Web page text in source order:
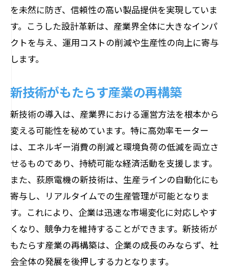
持続可能性を支える新しい素材の利用
モーター進化が促す再生可能エネルギー
の活用
ー
環境認証取得のためのモーター技術
産業用モーターで実現する環境目標達成への
道
産業界の環境目標に応じたモーター選定
カーボンニュートラル達成に向けたモー
ターの貢献
環境政策が促進するモーター技術の進化
モーターの高効率化によるエネルギー消
費の削減
を未然に防ぎ、信頼性の高い製品提供を実現していま
す。こうした設計革新は、産業界全体に大きなインパ
クトを与え、運用コストの削減や生産性の向上に寄与
します。
新技術がもたらす産業の再構築
新技術の導入は、産業界における運営方法を根本から
変える可能性を秘めています。特に高効率モーター
は、エネルギー消費の削減と環境負荷の低減を両立さ
せるものであり、持続可能な経済活動を支援します。
また、荻原電機の新技術は、生産ラインの自動化にも
寄与し、リアルタイムでの生産管理が可能となりま
す。これにより、企業は迅速な市場変化に対応しやす
くなり、競争力を維持することができます。新技術が
もたらす産業の再構築は、企業の成長のみならず、社
会全体の発展を後押しする力となります。